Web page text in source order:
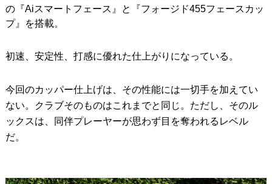
の『Aiスマートフェース』と『フォージド455フェースカッ
プ』を搭載。
初速、安定性、打感に優れた仕上がりになっている。
今回のカッパー仕上げは、その性能には一切手を加えてい
ない。クラブそのものはこれまでと同じ。ただし、そのル
ックスは、同伴プレーヤーが思わず目を奪われるレベル
だ。